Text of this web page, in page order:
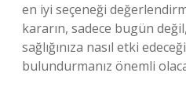
en iyi seçeneği
kararın, sadece bugün
sağlığınıza nasıl etki
bulundurmanız önemli